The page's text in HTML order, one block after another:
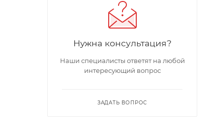
Нужна консультация?
Наши специалисты ответят на любой
интересующий вопрос
ЗАДАТЬ ВОПРОС